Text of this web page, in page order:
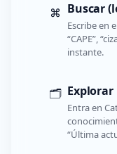
⌘ Buscar
Escribe en
“CAPE”,
instante.
🗂️
Entra en
“Última